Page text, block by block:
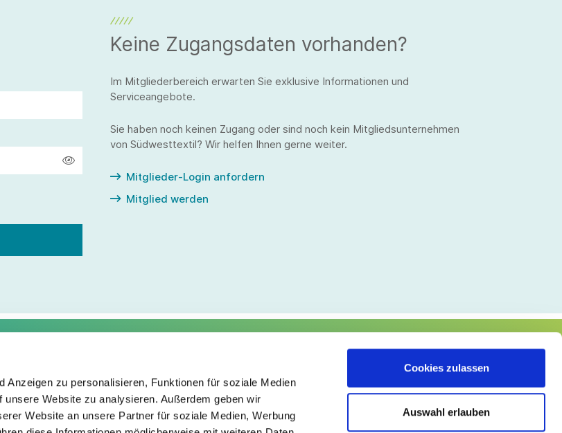
Anzeigen zu personalisieren, Funktionen für soziale Medien
Website zu analysieren. Außerdem geben wir
Website an unsere Partner für soziale Medien, Werbung
Cookies zulassen
Auswahl erlauben
Keine Zugangsdaten vorhanden?
Im Mitgliederbereich erwarten Sie exklusive Informationen und
Serviceangebote.
Sie haben noch keinen Zugang oder sind noch kein Mitgliedsunternehmen
von Südwesttextil? Wir helfen Ihnen gerne weiter.
Mitglieder-Login anfordern
Mitglied werden
Datenschutz